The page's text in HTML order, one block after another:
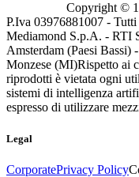
Copyright ©
P.Iva 03976881007 -
Mediamond S.p.A. - RTI
Amsterdam (Paesi
Monzese (MI)Rispetto ai
riprodotti è vietata ogni
sistemi di intelligenza
espresso di utilizzare
Legal
CorporatePrivacy Policy